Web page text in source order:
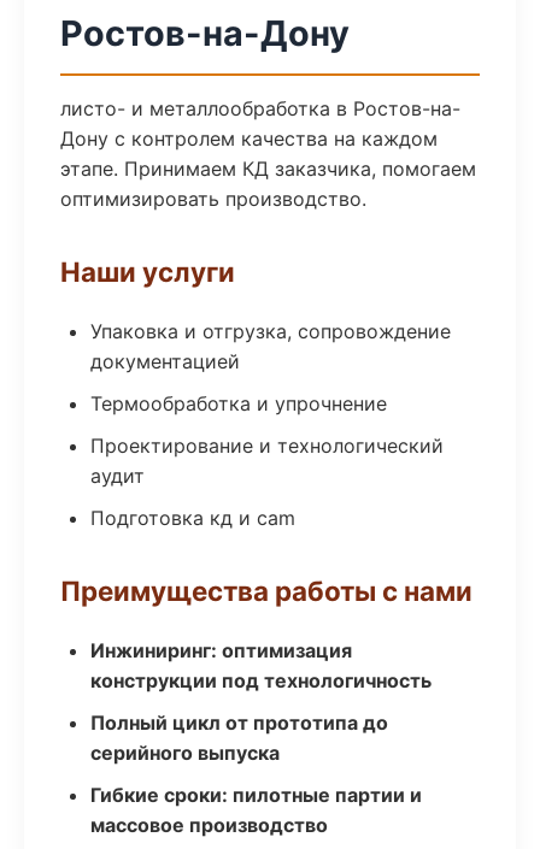
Ростов-на-Дону
листо- и металлообработка в Ростов-на-
Дону с контролем качества на каждом
этапе. Принимаем КД заказчика, помогаем
оптимизировать производство.
Наши услуги
Упаковка и отгрузка, сопровождение
документацией
Термообработка и упрочнение
Проектирование и технологический
аудит
Подготовка кд и cam
Преимущества работы с нами
Инжиниринг: оптимизация
конструкции под технологичность
Полный цикл от прототипа до
серийного выпуска
Гибкие сроки: пилотные партии и
массовое производство